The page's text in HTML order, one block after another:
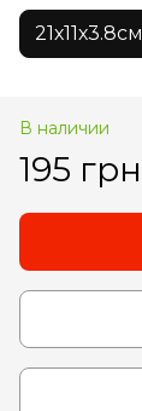
21х11х3.8см
В наличии
195 грн